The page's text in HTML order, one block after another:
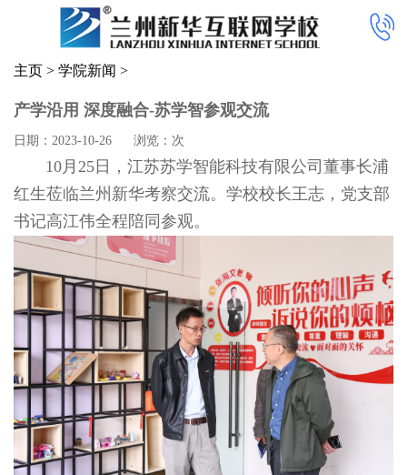
主页 > 学院新闻 >
产学沿用 深度融合-苏学智参观交流
日期：2023-10-26 浏览： 次
10月25日，江苏苏学智能科技有限公司董事长浦
红生莅临兰州新华考察交流。学校校长王志，党支部
书记高江伟全程陪同参观。